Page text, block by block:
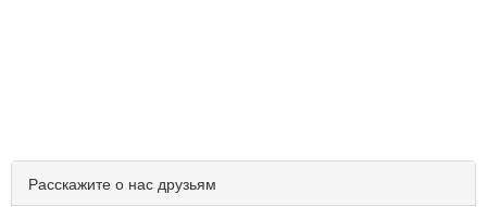
Расскажите о нас друзьям